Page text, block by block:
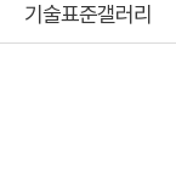
기술표준갤러리